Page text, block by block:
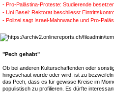
- Pro-Palästina-Proteste: Studierende
- Uni Basel: Rektorat beschliesst
- Polizei sagt Israel-Mahnwache und Pro-
"Pech gehabt"
Ob bei anderen Kulturschaffenden oder
hingeschaut wurde oder wird, ist zu
das Pech, dass es für gewisse Kreise im
populistisch zu profilieren. Es dürfte